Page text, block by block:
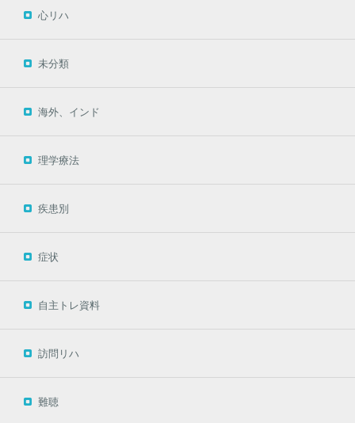
心リハ
未分類
海外、インド
理学療法
疾患別
症状
自主トレ資料
訪問リハ
難聴